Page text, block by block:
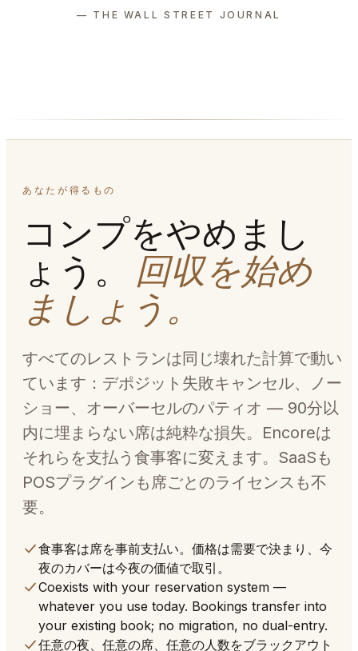
— THE WALL STREET JOURNAL
あなたが得るもの
コンプをやめまし
ょう。 回収を始め
ましょう。
すべてのレストランは同じ壊れた計算で動い
ています：デポジット失敗キャンセル、ノー
ショー、オーバーセルのパティオ — 90分以
内に埋まらない席は純粋な損失。Encoreは
それらを支払う食事客に変えます。SaaSも
POSプラグインも席ごとのライセンスも不
要。
食事客は席を事前支払い。価格は需要で決まり、今
夜のカバーは今夜の価値で取引。
Coexists with your reservation system —
whatever you use today. Bookings transfer into
your existing book; no migration, no dual-entry.
任意の夜、任意の席、任意の人数をブラックアウト